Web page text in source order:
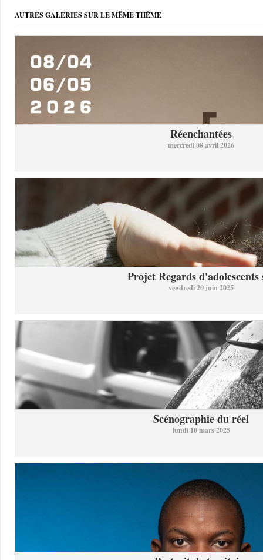
AUTRES GALERIES SUR LE MÊME THÈME
Réenchantées
mercredi 08 avril 2026
Projet Regards d'adolescents
vendredi 20 juin 2025
Scénographie du réel
lundi 10 mars 2025